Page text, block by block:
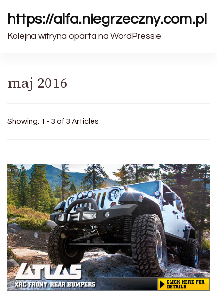
https://alfa.niegrzeczny.com.pl
Kolejna witryna oparta na WordPressie
maj 2016
Showing: 1 - 3 of 3 Articles